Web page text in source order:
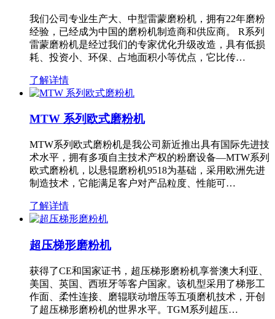
我们公司专业生产大、中型雷蒙磨粉机，拥有22年磨粉
经验，已经成为中国的磨粉机制造商和供应商。 R系列
雷蒙磨粉机是经过我们的专家优化升级改造，具有低损
耗、投资小、环保、占地面积小等优点，它比传…
了解详情
MTW 系列欧式磨粉机
MTW系列欧式磨粉机是我公司新近推出具有国际先进技
术水平，拥有多项自主技术产权的粉磨设备—MTW系列
欧式磨粉机，以悬辊磨粉机9518为基础，采用欧洲先进
制造技术，它能满足客户对产品粒度、性能可…
了解详情
超压梯形磨粉机
获得了CE和国家证书，超压梯形磨粉机享誉澳大利亚、
美国、英国、西班牙等客户国家。该机型采用了梯形工
作面、柔性连接、磨辊联动增压等五项磨机技术，开创
了超压梯形磨粉机的世界水平。TGM系列超压…